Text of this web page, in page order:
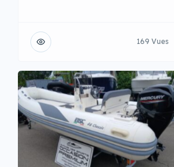
169 Vues